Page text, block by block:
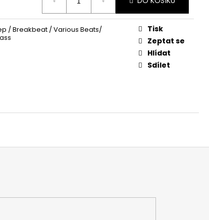
/ Breakbeat / Various Beats/
Tisk
Zeptat se
Hlídat
Sdílet